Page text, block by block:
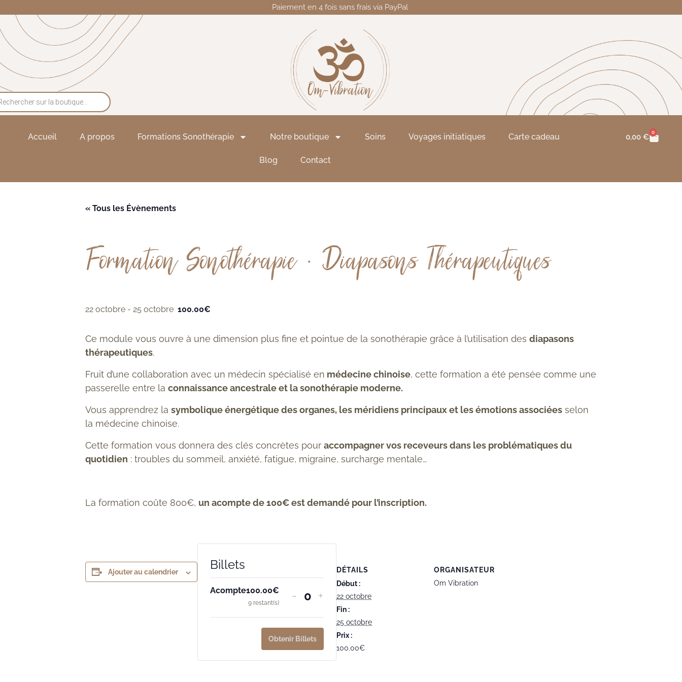
Paiement en 4 fois sans frais via PayPal
Accueil A propos Formations Sonothérapie Notre boutique Soins Voyages initiatiques Carte cadeau
Blog Contact
0,00 € 0
« Tous les Évènements
Formation Sonothérapie • Diapasons Thérapeutiques
22 octobre - 25 octobre 100.00€
Ce module vous ouvre à une dimension plus fine et pointue de la sonothérapie grâce à l’utilisation des diapasons
thérapeutiques.
Fruit d’une collaboration avec un médecin spécialisé en médecine chinoise, cette formation a été pensée comme une
passerelle entre la connaissance ancestrale et la sonothérapie moderne.
Vous apprendrez la symbolique énergétique desorganes, les méridiens principauxet lesémotionsassociées selon
la médecine chinoise.
Cette formation vous donnera des clés concrètes pour accompagnervos receveurs dans les problématiques du
quotidien : troubles du sommeil, anxiété, fatigue, migraine, surcharge mentale…
La formation coûte 800€, un acompte de 100€ est demandé pour l’inscription.
Ajouter au calendrier
DÉTAILS
Début :
22 octobre
Fin :
25 octobre
Prix :
100.00€
ORGANISATEUR
Om Vibration
Billets
Acompte100.00€
9 restant(s)
- Quantité
+
Obtenir Billets